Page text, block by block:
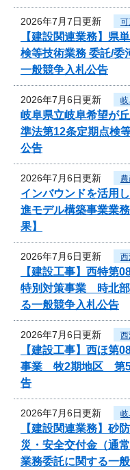
2026年7月7日更新
【建設関連業務】県
検等技術業務 委託/委
一般競争入札公告
2026年7月6日更新
岐阜県立岐阜希望が
準法第12条定期点検
公告
2026年7月6日更新
インバウンドを活用
進モデル構築事業業
果】
2026年7月6日更新
【建設工事】西特第
特別対策事業 時北
る一般競争入札公告
2026年7月6日更新
【建設工事】西ほ第
事業 牧2期地区 第5
告
2026年7月6日更新
【建設関連業務】
災・安全交付金（通
業務委託に関する一